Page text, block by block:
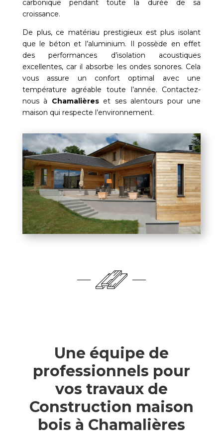
carbonique pendant toute la durée de sa
croissance.
De plus, ce matériau prestigieux est plus isolant
que le béton et l’aluminium. Il possède en effet
des performances d’isolation acoustiques
excellentes, car il absorbe les ondes sonores. Cela
vous assure un confort optimal avec une
température agréable toute l’année. Contactez-
nous à Chamalièreset ses alentours pour une
maison qui respecte l’environnement.
Une équipe de
professionnels pour
vos travaux de
Construction maison
bois à Chamalières